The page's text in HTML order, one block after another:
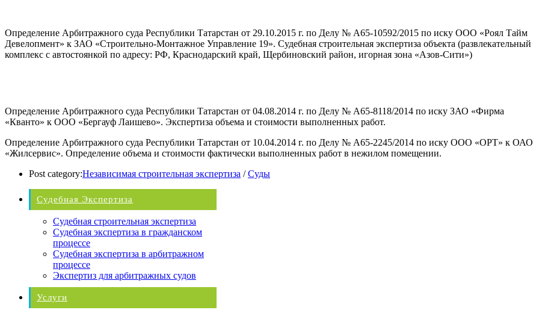
Определение Арбитражного суда Республики Татарстан от 29.10.2015 г. по Делу № А65-10592/2015 по иску ООО «Роял Тайм
Девелопмент» к ЗАО «Строительно-Монтажное Управление 19». Судебная строительная экспертиза объекта (развлекательный
комплекс с автостоянкой по адресу: РФ, Краснодарский край, Щербиновский район, игорная зона «Азов-Сити»)
Определение Арбитражного суда Республики Татарстан от 04.08.2014 г. по Делу № А65-8118/2014 по иску ЗАО «Фирма
«Кванто» к ООО «Бергауф Лаишево». Экспертиза объема и стоимости выполненных работ.
Определение Арбитражного суда Республики Татарстан от 10.04.2014 г. по Делу № А65-2245/2014 по иску ООО «ОРТ» к ОАО
«Жилсервис». Определение объема и стоимости фактически выполненных работ в нежилом помещении.
Post category:Независимая строительная экспертиза / Суды
Судебная Экспертиза
Судебная строительная экспертиза
Судебная экспертиза в гражданском
процессе
Судебная экспертиза в арбитражном
процессе
Экспертиз для арбитражных судов
Услуги